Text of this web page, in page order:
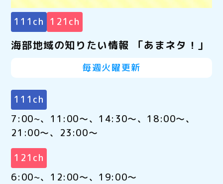
111ch 121ch
海部地域の知りたい情報 「あまネタ！」
毎週火曜更新
111ch
7:00~、11:00～、14:30～、18:00～、
21:00～、23:00～
121ch
6:00~、12:00～、19:00～